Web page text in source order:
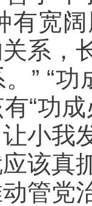
有宽
系，
” “
“功
小我
该真
管党